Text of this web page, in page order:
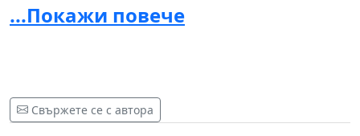
сред които са тракийските гробници в Свещари,
Иваново, Бююк джамия, Централната минерална
баня и пр.
...Покажи повече
Свържете се с автора